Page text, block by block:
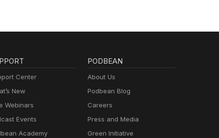
Center
New
Webinars
Events
Academy
PODBEAN
About Us
Podbean Blog
Careers
Press and Media
Green Initiative